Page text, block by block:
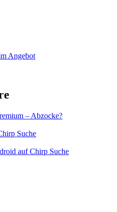
Angebot
– Abzocke?
Suche
auf Chirp Suche